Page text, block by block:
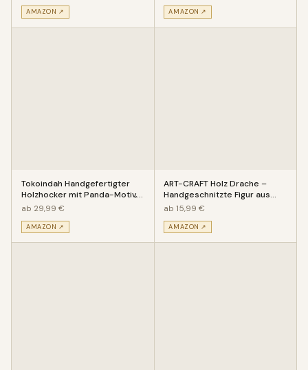
AMAZON ↗ AMAZON ↗
Tokoindah Handgefertigter
Holzhocker mit Panda-Motiv,
Rustikaler Massivholz Kind
ab 29,99 €
AMAZON ↗
ART-CRAFT Holz Drache –
Handgeschnitzte Figur aus
Suar Holz – Deko
ab 15,99 €
AMAZON ↗